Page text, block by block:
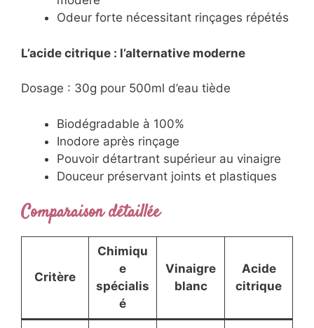
Odeur forte nécessitant rinçages répétés
L’acide citrique : l’alternative moderne
Dosage : 30g pour 500ml d’eau tiède
Biodégradable à 100%
Inodore après rinçage
Pouvoir détartrant supérieur au vinaigre
Douceur préservant joints et plastiques
Comparaison détaillée
Critère
Chimiqu
e
spécialis
é
Vinaigre
blanc
Acide
citrique